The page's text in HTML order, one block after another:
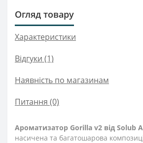
Огляд товару
Характеристики
Відгуки (1)
Наявність по магазинам
Питання (0)
Ароматизатор Gorilla v2 від Solub
насичена та багатошарова